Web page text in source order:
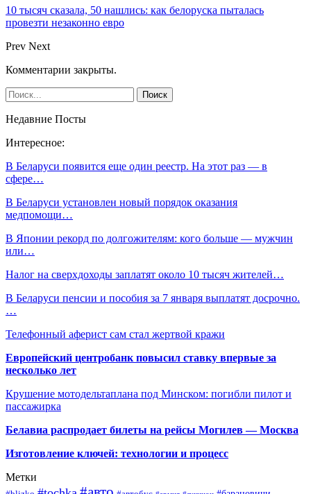
10 тысяч сказала, 50 нашлись: как белоруска пыталась
провезти незаконно евро
Prev Next
Комментарии закрыты.
Недавние Посты
Интересное:
В Беларуси появится еще один реестр. На этот раз — в
сфере…
В Беларуси установлен новый порядок оказания
медпомощи…
В Японии рекорд по долгожителям: кого больше — мужчин
или…
Налог на сверхдоходы заплатят около 10 тысяч жителей…
В Беларуси пенсии и пособия за 7 января выплатят досрочно.
…
Телефонный аферист сам стал жертвой кражи
Европейский центробанк повысил ставку впервые за
несколько лет
Крушение мотодельтаплана под Минском: погибли пилот и
пассажирка
Белавиа распродает билеты на рейсы Могилев — Москва
Изготовление ключей: технологии и процесс
Метки